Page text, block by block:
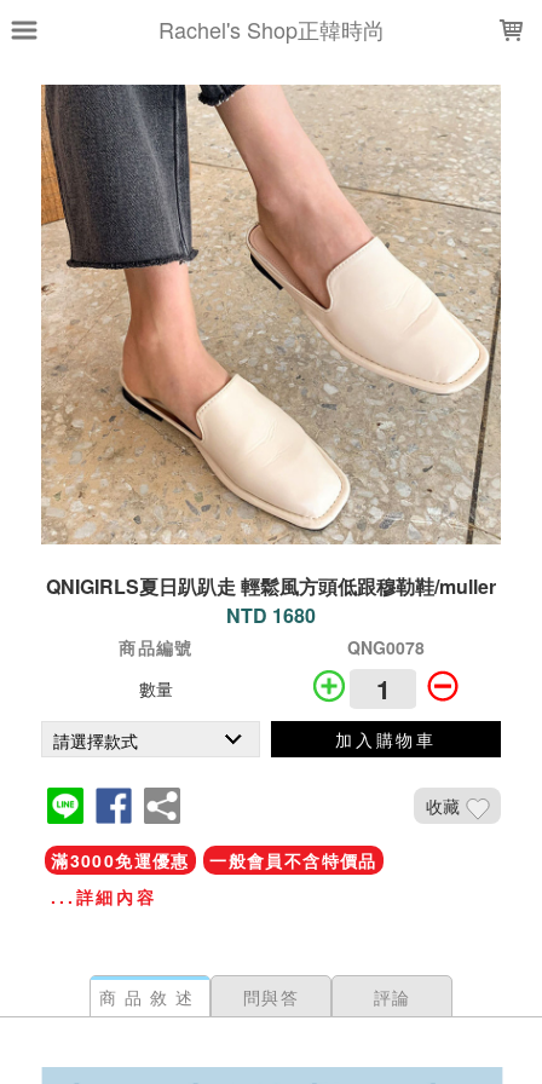
Rachel's Shop正韓時尚
QNIGIRLS夏日趴趴走 輕鬆風方頭低跟穆勒鞋/muller
NTD 1680
商品編號
QNG0078
數量
加入購物車
收藏
滿3000免運優惠
一般會員不含特價品
...詳細內容
商品敘述 問與答 評論